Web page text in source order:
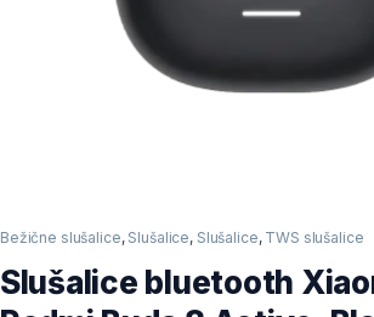
Bežične slušalice, Slušalice, Slušalice, TWS slušalice
Slušalice bluetooth